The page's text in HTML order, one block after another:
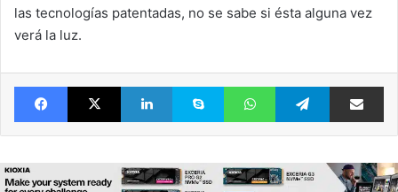
las tecnologías patentadas, no se sabe si ésta alguna vez
verá la luz.
FacebookX LinkedIn Skype WhatsAppTelegram